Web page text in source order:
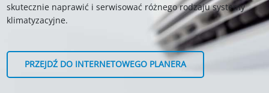
skutecznie naprawić i serwisować różnego rodzaju systemy
klimatyzacyjne.
PRZEJDŹ DO INTERNETOWEGO PLANERA